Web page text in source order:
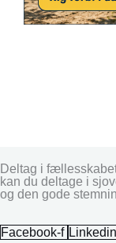
Deltag i
kan du deltage i
og den gode
Facebook-f